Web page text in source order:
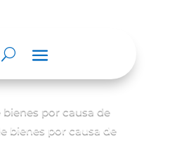
bienes por causa de
bienes por causa de